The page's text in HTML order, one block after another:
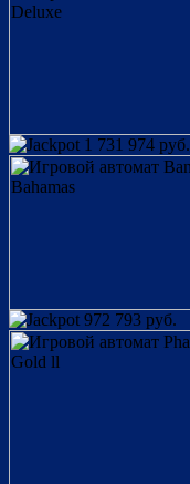
1 731 974 руб.
972 793 руб.